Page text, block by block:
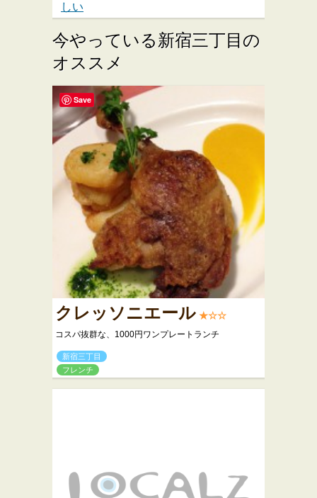
しい
今やっている新宿三丁目の
オススメ
クレッソニエール ★☆☆
コスパ抜群な、1000円ワンプレートランチ
新宿三丁目
フレンチ
Save